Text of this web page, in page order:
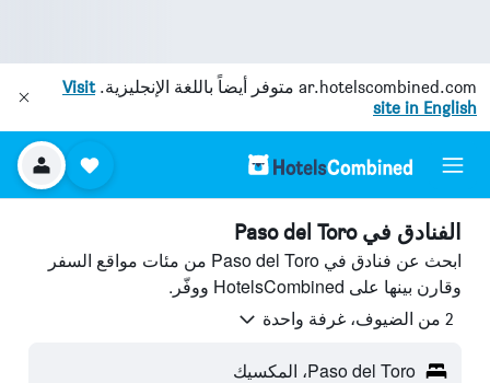
ar.hotelscombined.com متوفر أيضاً باللغة الإنجليزية.Visit
site in English
الفنادق في Paso del Toro
ابحث عن فنادق في Paso del Toro من مئات مواقع السفر
وقارن بينها على HotelsCombined ووفّر.
2 من الضيوف، غرفة واحدة
Paso del Toro، المكسيك